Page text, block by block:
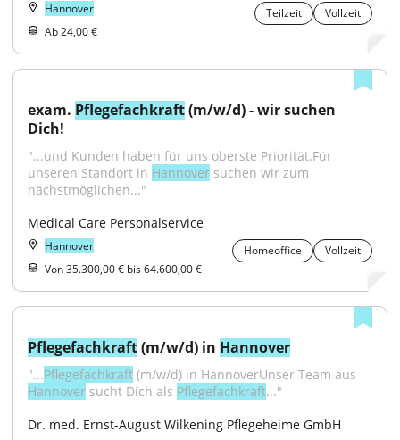
Hannover Teilzeit
Vollzeit
Ab 24,00 €
exam. Pflegefachkraft (m/w/d) - wir suchen
Dich!
"...und Kunden haben für uns oberste Priorität.Für
unseren Standort in Hannover suchen wir zum
nächstmöglichen..."
Medical Care Personalservice
Hannover Homeoffice
Vollzeit
Von 35.300,00 € bis 64.600,00 €
Pflegefachkraft (m/w/d) in Hannover
"...Pflegefachkraft
Hannover sucht Dich als Pflegefachkraft..."
Dr. med. Ernst-August Wilkening Pflegeheime GmbH